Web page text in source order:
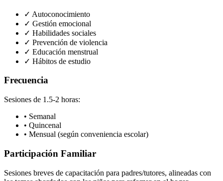
✓ Autoconocimiento
✓ Gestión emocional
✓ Habilidades sociales
✓ Prevención de violencia
✓ Educación menstrual
✓ Hábitos de estudio
Frecuencia
Sesiones de 1.5-2 horas:
• Semanal
• Quincenal
• Mensual (según conveniencia escolar)
Participación Familiar
Sesiones breves de capacitación para padres/tutores, alineadas con